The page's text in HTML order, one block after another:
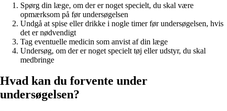
Spørg din læge, om der er noget specielt, du skal være
opmærksom på før undersøgelsen
Undgå at spise eller drikke i nogle timer før undersøgelsen, hvis
det er nødvendigt
Tag eventuelle medicin som anvist af din læge
Undersøg, om der er noget specielt tøj eller udstyr, du skal
medbringe
Hvad kan du forvente under
undersøgelsen?